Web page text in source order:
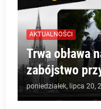
AKTUALNOŚCI
Trwa obława
zabójstwo
poniedziałek, lipca 20,